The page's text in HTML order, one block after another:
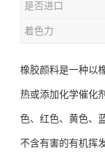
是否进口
着色力
橡胶颜料是一种以
热或添加化学催化
色、红色、黄色、
不含有害的有机挥